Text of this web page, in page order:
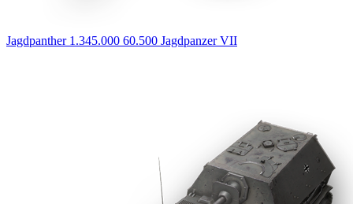
Jagdpanther 1.345.000 60.500 JagdpanzerVII